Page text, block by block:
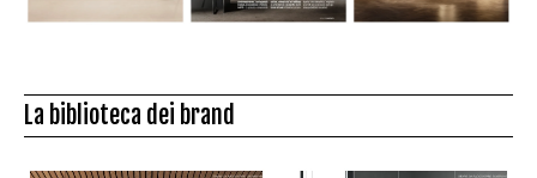
La biblioteca dei brand